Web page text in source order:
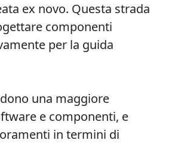
ex novo. Questa strada
componenti
per la guida
una maggiore
e componenti, e
in termini di